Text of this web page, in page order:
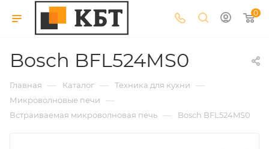
0
Bosch BFL524MS0
Главная — Каталог — Техника для кухни —
Микроволновые печи —
Встраиваемая микроволновая печь — Bosch BFL524MS0